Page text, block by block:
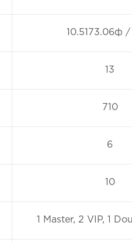
10.5173.06ф
13
710
6
10
1 Master, 2 VIP, 1